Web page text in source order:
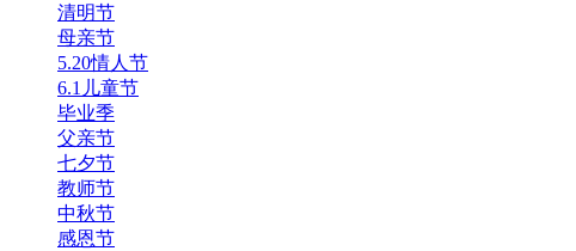
清明节
母亲节
5.20情人节
6.1儿童节
毕业季
父亲节
七夕节
教师节
中秋节
感恩节